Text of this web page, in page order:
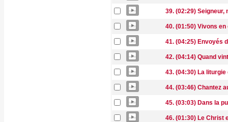
39. (02:29)
40. (01:50) Vivons
41. (04:25) Envoyés
42. (04:14) Quand
43. (04:30) La
44. (03:46) Chantez
45. (03:03) Dans la
46. (01:30) Le Christ